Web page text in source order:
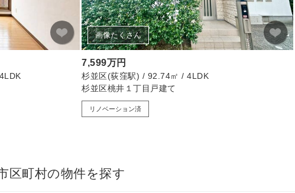
画像たくさん
7,599万円
杉並区(荻窪駅) / 92.74㎡ / 4LDK
杉並区桃井１丁目戸建て
リノベーション済
区町村の物件を探す